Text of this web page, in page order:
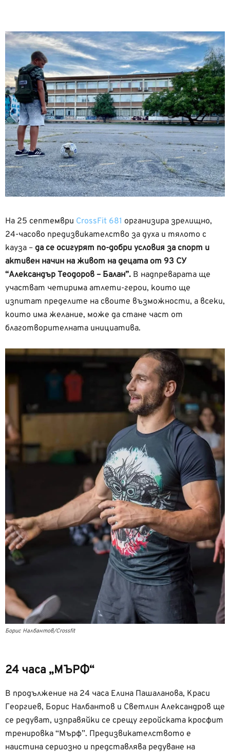
На 25 септември CrossFit 681 организира зрелищно,
24-часово предизвикателство за духа и тялото с
кауза – да се осигурят по-добри условия за спорт и
активен начин на живот на децата от 93 СУ
“Александър Теодоров – Балан”. В надпреварата ще
участват четирима атлети-герои, които ще
изпитат пределите на своите възможности, а всеки,
които има желание, може да стане част от
благотворителната инициатива.
Борис Налбантов/Crossfit
24 часа „МЪРФ“
В продължение на 24 часа Елина Пашаланова, Краси
Георгиев, Борис Налбантов и Светлин Александров ще
се редуват, изправяйки се срещу геройската кросфит
тренировка “Мърф”. Предизвикателството е
наистина сериозно и представлява редуване на